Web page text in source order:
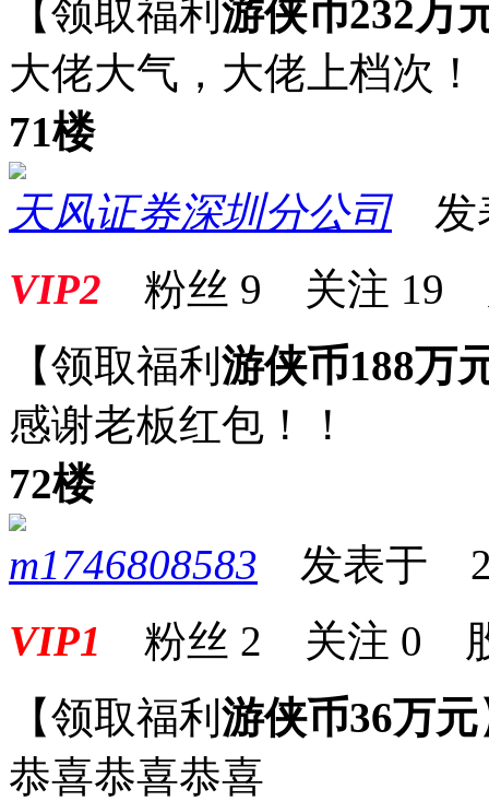
【领取福利 游侠币232万
大佬大气，大佬上档次
71楼
天风证券深圳分公司发
VIP2 粉丝 9 关注 19
【领取福利 游侠币188万
感谢老板红包！！
72楼
m1746808583 发表于
VIP1 粉丝 2 关注 0
【领取福利 游侠币36万元
恭喜恭喜恭喜